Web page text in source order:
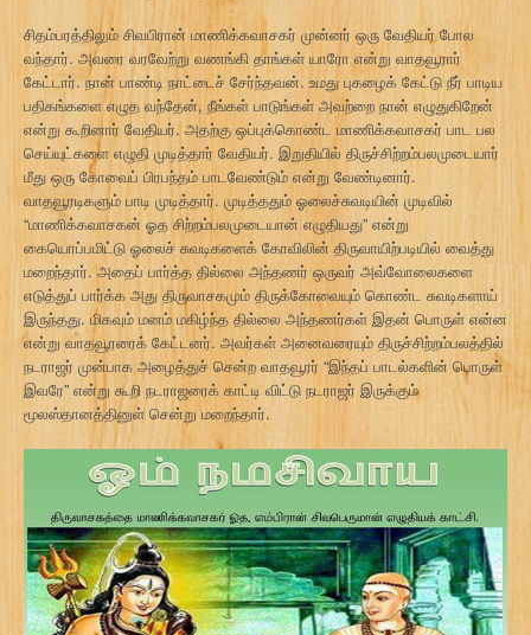
சிதம்பரத்திலும் சிவபிரான் மாணிக்கவாசகர் முன்னர் ஒரு வேதியர் போல
வந்தார். அவரை வரவேற்று வணங்கி தாங்கள் யாரோ என்று வாதவூரார்
கேட்டார். நான் பாண்டி நாட்டைச் சேர்ந்தவன். உமது புகழைக் கேட்டு நீர் பாடிய
பதிகங்களை எழுத வந்தேன், நீங்கள் பாடுங்கள் அவற்றை நான் எழுதுகிறேன்
என்று கூறினார் வேதியர். அதற்கு ஒப்புக்கொண்ட மாணிக்கவாசகர் பாட பல
செய்யுட்களை எழுதி முடித்தார் வேதியர். இறுதியில் திருச்சிற்றம்பலமுடையார்
மீது ஒரு கோவைப் பிரபந்தம் பாடவேண்டும் என்று வேண்டினார்.
வாதவூரடிகளும் பாடி முடித்தார். முடித்ததும் ஓலைச்சுவடியின் முடிவில்
“மாணிக்கவாசகன் ஓத சிற்றம்பலமுடையான் எழுதியது” என்று
கையொப்பமிட்டு ஓலைச் சுவடிகளைக் கோவிலின் திருவாயிற்படியில் வைத்து
மறைந்தார். அதைப் பார்த்த தில்லை அந்தணர் ஒருவர் அவ்வோலைகளை
எடுத்துப் பார்க்க அது திருவாசகமும் திருக்கோவையும் கொண்ட சுவடிகளாய்
இருந்தது. மிகவும் மனம் மகிழ்ந்த தில்லை அந்தணர்கள் இதன் பொருள் என்ன
என்று வாதவூரரைக் கேட்டனர். அவர்கள் அனைவரையும் திருச்சிற்றம்பலத்தில்
நடராஜர் முன்பாக அழைத்துச் சென்ற வாதவூரர் “இந்தப் பாடல்களின் பொருள்
இவரே” என்று கூறி நடராஜரைக் காட்டி விட்டு நடராஜர் இருக்கும்
மூலஸ்தானத்தினுள் சென்று மறைந்தார்.